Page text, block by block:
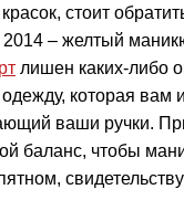
красок, стоит
2014 – желтый
лишен каких-либо
одежду, которая вам
ваши ручки.
баланс, чтобы